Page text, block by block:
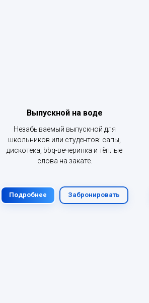
Выпускной на воде
Незабываемый выпускной для
школьников или студентов: сапы,
дискотека, bbq-вечеринка и тёплые
слова на закате.
Подробнее Забронировать